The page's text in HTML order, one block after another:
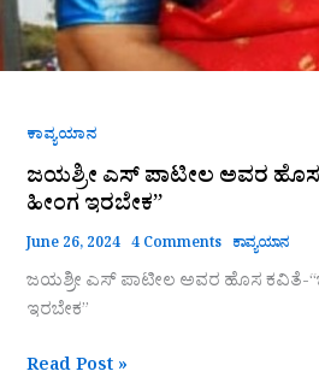
ಕಾವ್ಯಯಾನ
ಜಯಶ್ರೀ ಎಸ್ ಪಾಟೀಲ ಅವರ ಹೊಸ
ಹೀಂಗ ಇರಬೇಕ”
June 26, 2024 4 Comments ಕಾವ್ಯಯಾನ
ಜಯಶ್ರೀ ಎಸ್ ಪಾಟೀಲ ಅವರ ಹೊಸ ಕವಿತೆ-
ಇರಬೇಕ”
Read Post »